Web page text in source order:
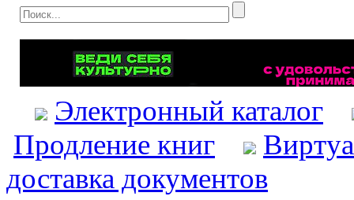
Электронный каталог
Продление книг
доставка документов